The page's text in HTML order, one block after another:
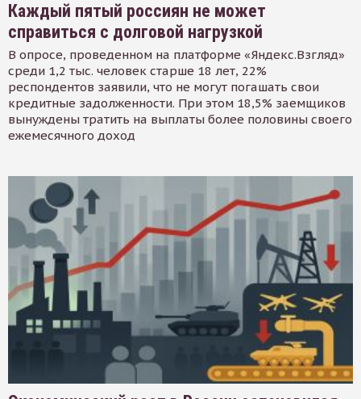
Каждый пятый россиян не может
справиться с долговой нагрузкой
В опросе, проведенном на платформе «Яндекс.Взгляд»
среди 1,2 тыс. человек старше 18 лет, 22%
респондентов заявили, что не могут погашать свои
кредитные задолженности. При этом 18,5% заемщиков
вынуждены тратить на выплаты более половины своего
ежемесячного доход